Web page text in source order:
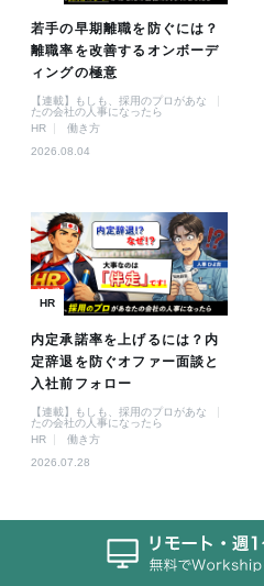
若手の早期離職を防ぐには？
離職率を改善するオンボーデ
ィングの極意
【連載】もしも、採用のプロがあな
たの会社の人事になったら
HR
働き方
2026.08.04
HR
内定承諾率を上げるには？内
定辞退を防ぐオファー面談と
入社前フォロー
【連載】もしも、採用のプロがあな
たの会社の人事になったら
HR
働き方
2026.07.28